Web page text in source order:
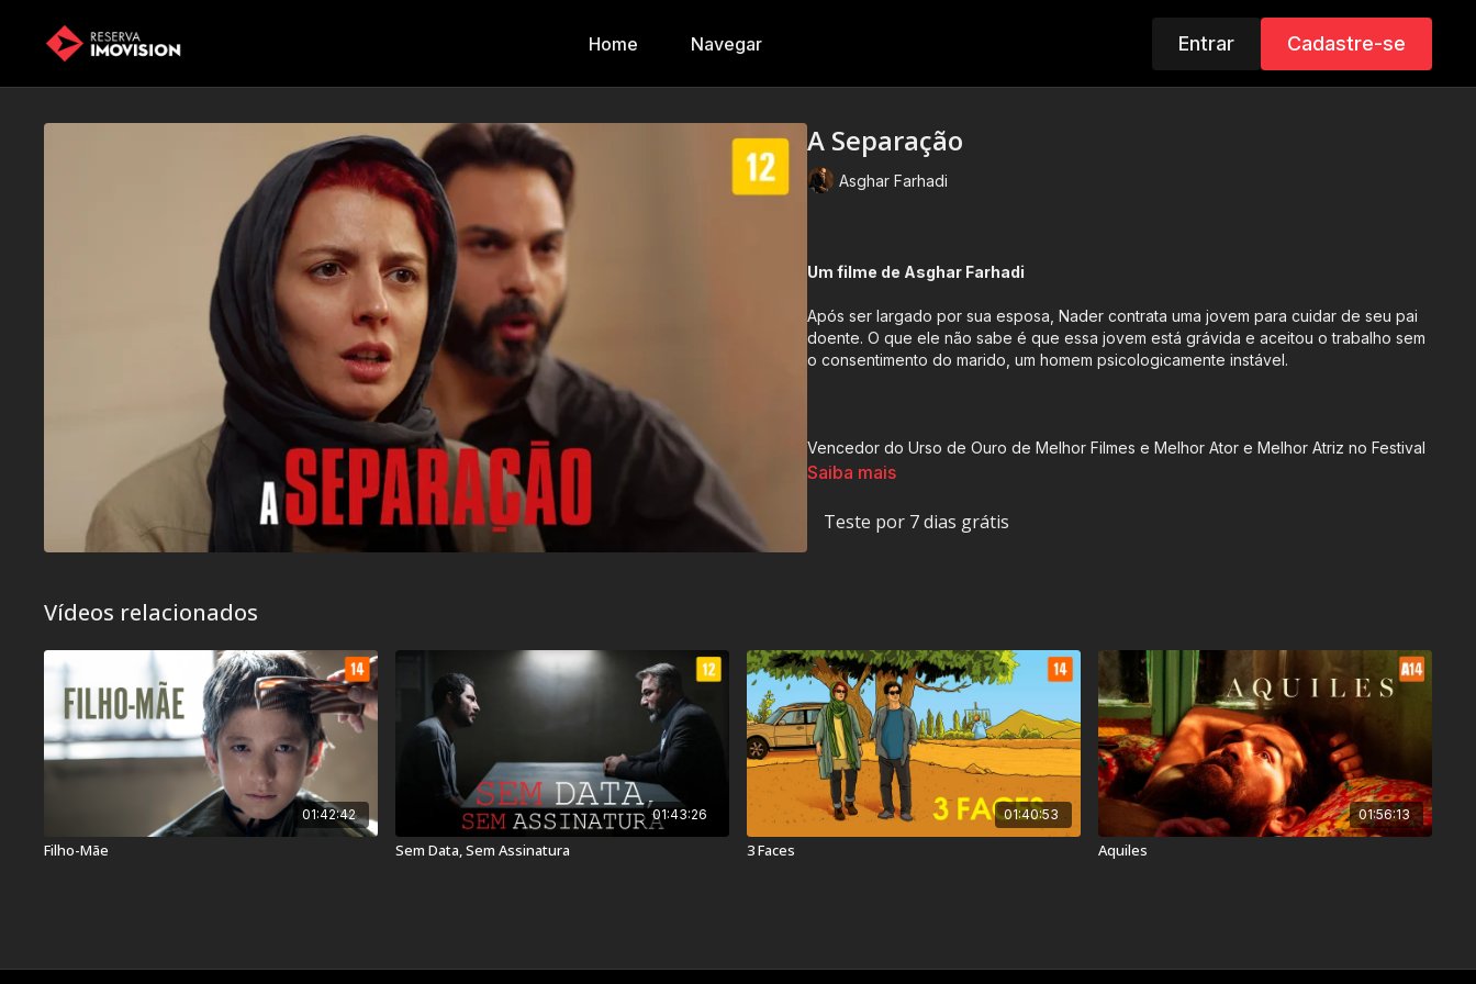
Home Navegar Entrar Cadastre-se
A Separação
Asghar Farhadi
Um filme de Asghar Farhadi
Após ser largado por sua esposa, Nader contrata uma jovem para cuidar de seu pai
doente. O que ele não sabe é que essa jovem está grávida e aceitou o trabalho sem
o consentimento do marido, um homem psicologicamente instável.
Vencedor do Urso de Ouro de Melhor Filmes e Melhor Ator e Melhor Atriz no Festival
de Berlim e indicado duas vezes ao Oscar 2012: Melhor filme em língua estrangeira e
Título Original:Jodaeiye Nader az Simin
Duração: 123 min
Ano de lançamento: 2011
País:Irã
Saiba mais
Teste por 7 dias grátis
Vídeos relacionados
01:42:42
Filho-Mãe
01:43:26
Sem Data, Sem Assinatura
01:40:53
3 Faces
01:56:13
Aquiles